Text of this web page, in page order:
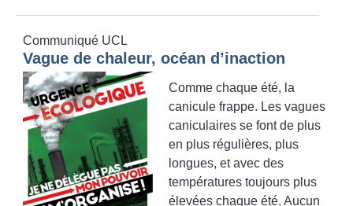
Communiqué UCL
Vague de chaleur, océan d’inaction
Comme chaque été, la
canicule frappe. Les vagues
caniculaires se font de plus
en plus régulières, plus
longues, et avec des
températures toujours plus
élevées chaque été. Aucun